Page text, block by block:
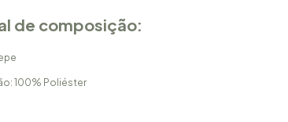
de composição:
100% Poliéster